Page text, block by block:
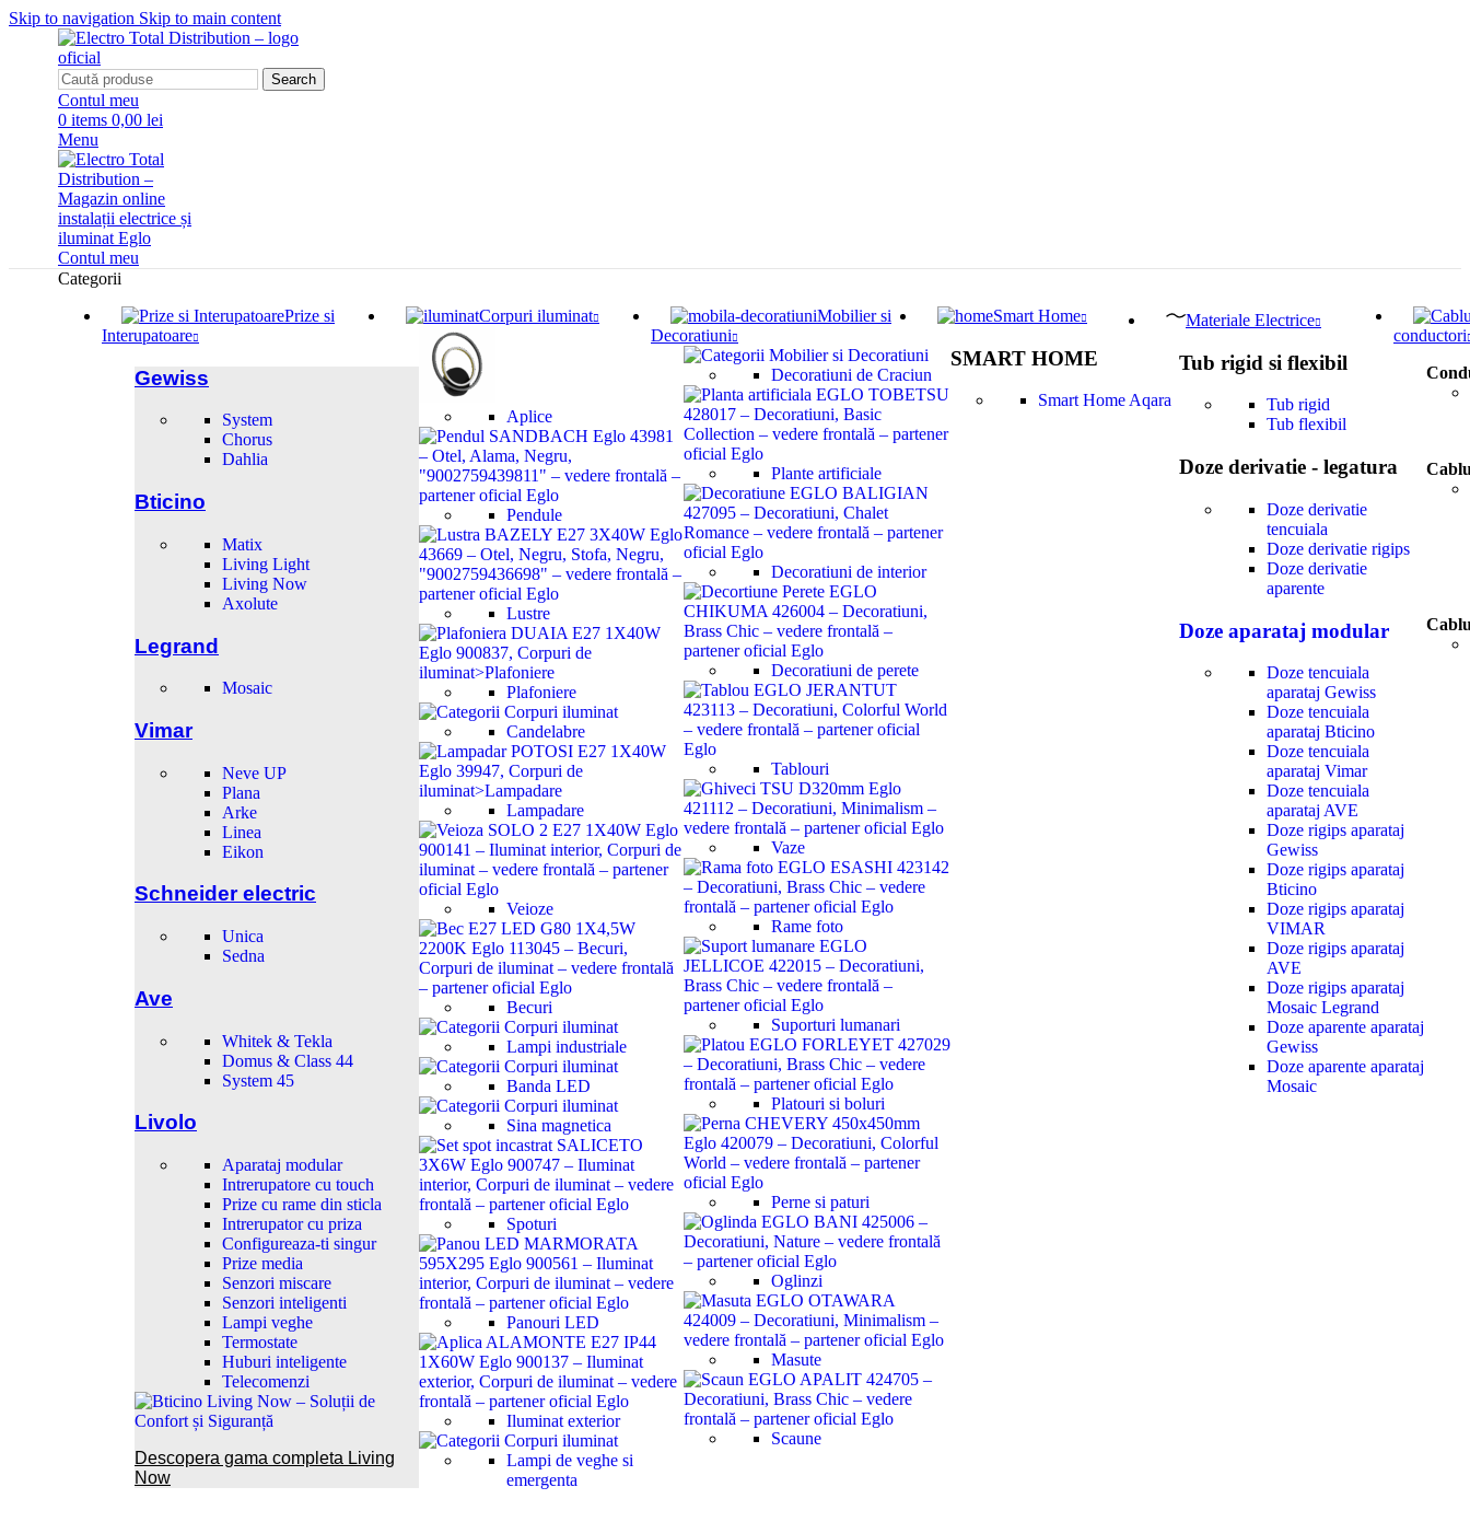
Skip to navigation Skip to main content
Search
Contul meu
0 items 0,00 lei
Menu
Contul meu
Categorii
Prize si
Interupatoare
Gewiss
System
Chorus
Dahlia
Bticino
Matix
Living Light
Living Now
Axolute
Legrand
Mosaic
Vimar
Neve UP
Plana
Arke
Linea
Eikon
Schneider electric
Unica
Sedna
Ave
Whitek & Tekla
Domus & Class 44
System 45
Livolo
Aparataj modular
Intrerupatore cu touch
Prize cu rame din sticla
Intrerupator cu priza
Configureaza-ti singur
Prize media
Senzori miscare
Senzori inteligenti
Lampi veghe
Termostate
Huburi inteligente
Telecomenzi
Descopera gama completa Living
Now
Corpuri iluminat
Aplice
Pendule
Lustre
Plafoniere
Candelabre
Lampadare
Veioze
Becuri
Lampi industriale
Banda LED
Sina magnetica
Spoturi
Panouri LED
Iluminat exterior
Lampi de veghe si
emergenta
Mobilier si
Decoratiuni
Decoratiuni de Craciun
Plante artificiale
Decoratiuni de interior
Decoratiuni de perete
Tablouri
Vaze
Rame foto
Suporturi lumanari
Platouri si boluri
Perne si paturi
Oglinzi
Masute
Scaune
Smart Home
SMART HOME
Smart Home Aqara
Materiale Electrice
Tub rigid si flexibil
Tub rigid
Tub flexibil
Doze derivatie - legatura
Doze derivatie
tencuiala
Doze derivatie rigips
Doze derivatie
aparente
Doze aparataj modular
Doze tencuiala
aparataj Gewiss
Doze tencuiala
aparataj Bticino
Doze tencuiala
aparataj Vimar
Doze tencuiala
aparataj AVE
Doze rigips aparataj
Gewiss
Doze rigips aparataj
Bticino
Doze rigips aparataj
VIMAR
Doze rigips aparataj
AVE
Doze rigips aparataj
Mosaic Legrand
Doze aparente aparataj
Gewiss
Doze aparente aparataj
Mosaic
conductori